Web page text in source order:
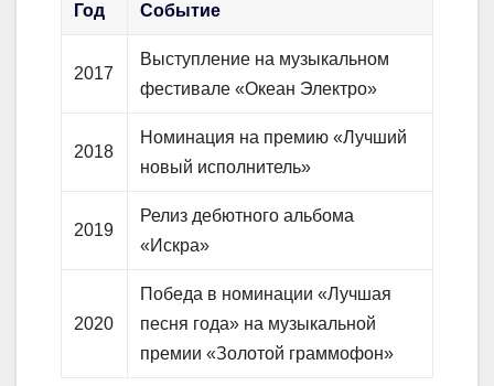
Год Событие
2017
Выступление на музыкальном
фестивале «Океан Электро»
2018
Номинация на премию «Лучший
новый исполнитель»
2019
Релиз дебютного альбома
«Искра»
2020
Победа в номинации «Лучшая
песня года» на музыкальной
премии «Золотой граммофон»